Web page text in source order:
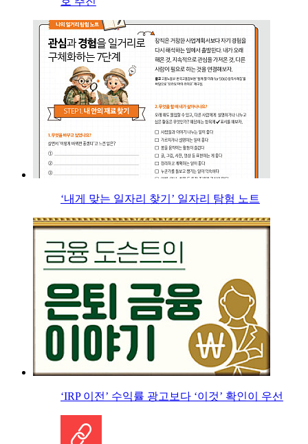
‘내게 맞는 일자리 찾기’ 일자리 탐험 노트
‘IRP 이전’ 수익률 광고보다 ‘이것’ 확인이 우선